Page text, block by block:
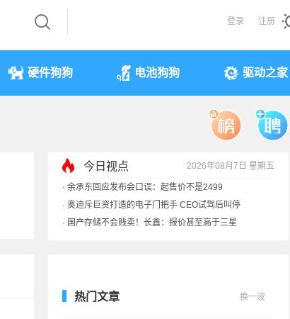
登录 注册
硬件狗狗 电池狗狗 驱动之家
今日视点 2026年08月7日 星期五
· 余承东回应发布会口误：起售价不是2499
· 奥迪斥巨资打造的电子门把手 CEO试驾后叫停
· 国产存储不会贱卖！长鑫：报价甚至高于三星
热门文章 换一波